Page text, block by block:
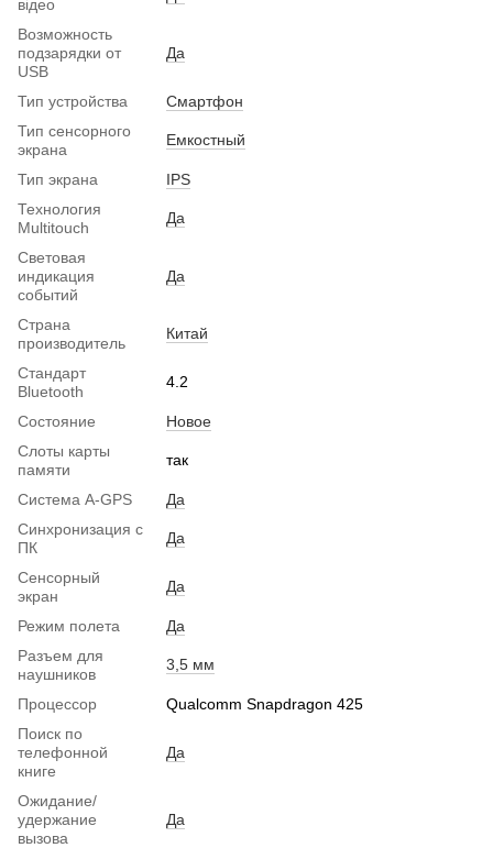
відео
Возможность
подзарядки от
USB
Да
Тип устройства
Смартфон
Тип сенсорного
экрана
Емкостный
Тип экрана
IPS
Технология
Multitouch
Да
Световая
индикация
событий
Да
Страна
производитель
Китай
Стандарт
Bluetooth
4.2
Состояние
Новое
Слоты карты
памяти
так
Система A-GPS
Да
Синхронизация с
ПК
Да
Сенсорный
экран
Да
Режим полета
Да
Разъем для
наушников
3,5 мм
Процессор
Qualcomm Snapdragon 425
Поиск по
телефонной
книге
Да
Ожидание/
удержание
вызова
Да